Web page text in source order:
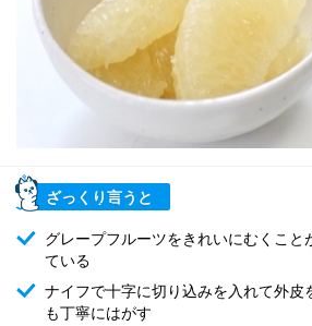
ざっくり言うと
グレープフルーツをきれいにむくこと
ている
ナイフで十字に切り込みを入れて外皮
も丁寧にはがす